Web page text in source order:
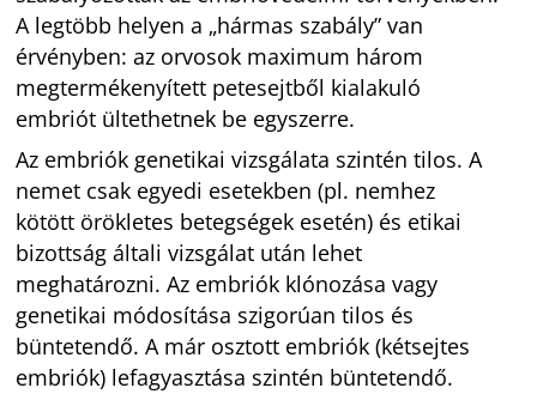
A legtöbb helyen a „hármas szabály” van
érvényben: az orvosok maximum három
megtermékenyített petesejtből kialakuló
embriót ültethetnek be egyszerre.
Az embriók genetikai vizsgálata szintén tilos. A
nemet csak egyedi esetekben (pl. nemhez
kötött örökletes betegségek esetén) és etikai
bizottság általi vizsgálat után lehet
meghatározni. Az embriók klónozása vagy
genetikai módosítása szigorúan tilos és
büntetendő. A már osztott embriók (kétsejtes
embriók) lefagyasztása szintén büntetendő.